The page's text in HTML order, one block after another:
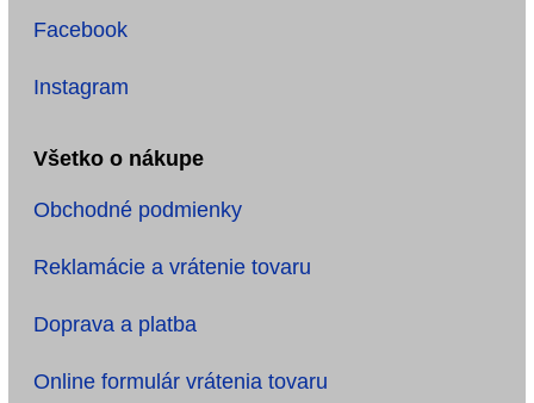
Facebook
Instagram
Všetko o nákupe
Obchodné podmienky
Reklamácie a vrátenie tovaru
Doprava a platba
Online formulár vrátenia tovaru